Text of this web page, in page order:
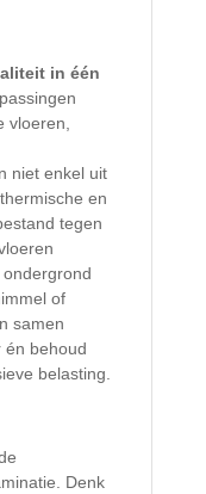
in één
vloeren,
niet enkel uit
en
tegen
of
samen
én behoud
belasting.
Denk